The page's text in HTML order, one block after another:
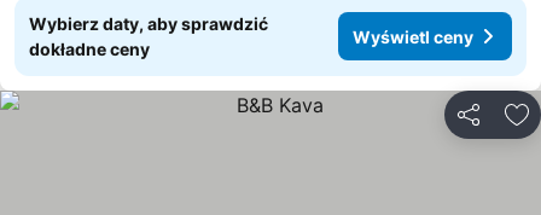
Wybierz daty, aby sprawdzić
dokładne ceny
Wyświetl ceny